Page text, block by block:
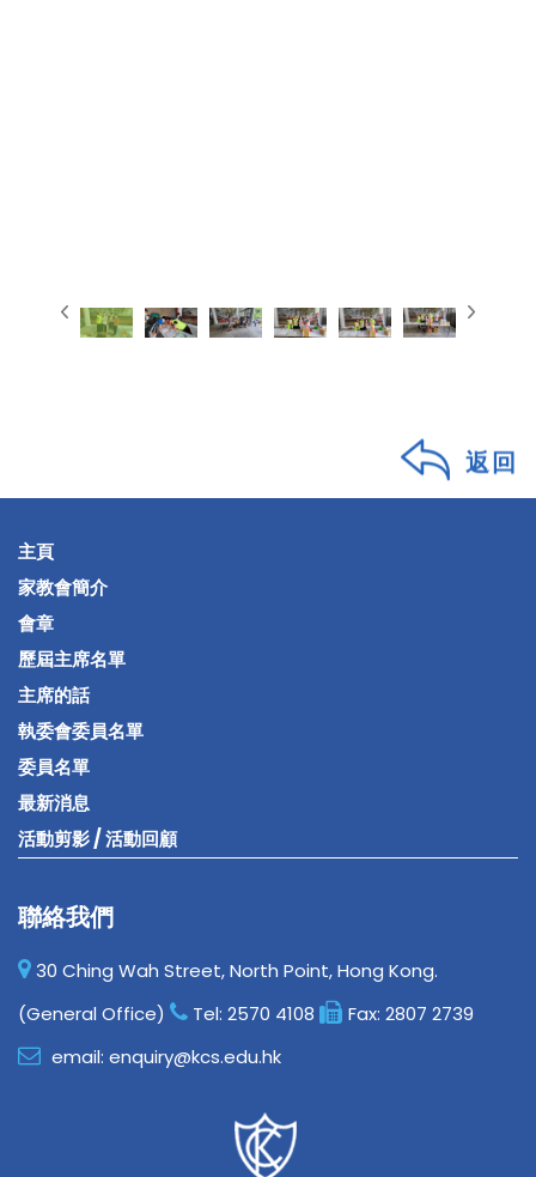
返回
主頁
家教會簡介
會章
歷屆主席名單
主席的話
執委會委員名單
委員名單
最新消息
活動剪影 / 活動回顧
聯絡我們
30 Ching Wah Street, North Point, Hong Kong.
(General Office)
Tel: 2570 4108 Fax: 2807 2739
email: enquiry@kcs.edu.hk